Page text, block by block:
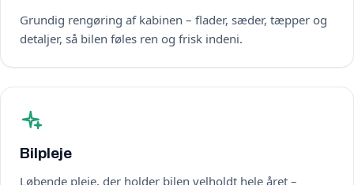
Grundig rengøring af kabinen – flader, sæder, tæpper og
detaljer, så bilen føles ren og frisk indeni.
Bilpleje
Løbende pleje, der holder bilen velholdt hele året –